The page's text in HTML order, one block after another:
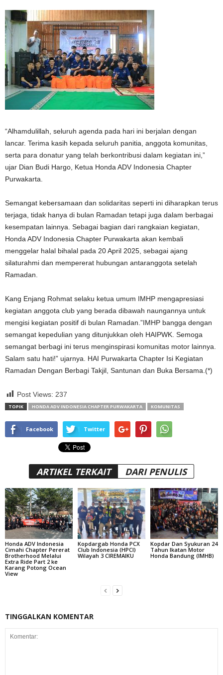
“Alhamdulillah, seluruh agenda pada hari ini berjalan dengan
lancar. Terima kasih kepada seluruh panitia, anggota komunitas,
serta para donatur yang telah berkontribusi dalam kegiatan ini,”
ujar Dian Budi Hargo, Ketua Honda ADV Indonesia Chapter
Purwakarta.
Semangat kebersamaan dan solidaritas seperti ini diharapkan terus
terjaga, tidak hanya di bulan Ramadan tetapi juga dalam berbagai
kesempatan lainnya. Sebagai bagian dari rangkaian kegiatan,
Honda ADV Indonesia Chapter Purwakarta akan kembali
menggelar halal bihalal pada 20 April 2025, sebagai ajang
silaturahmi dan mempererat hubungan antaranggota setelah
Ramadan.
Kang Enjang Rohmat selaku ketua umum IMHP mengapresiasi
kegiatan anggota club yang berada dibawah naungannya untuk
mengisi kegiatan positif di bulan Ramadan.”IMHP bangga dengan
semangat kepedulian yang ditunjukkan oleh HAIPWK. Semoga
semangat berbagi ini terus menginspirasi komunitas motor lainnya.
Salam satu hati!” ujarnya. HAI Purwakarta Chapter Isi Kegiatan
Ramadan Dengan Berbagi Takjil, Santunan dan Buka Bersama.(*)
Post Views: 237
TOPIK HONDA ADV INDONESIA CHAPTER PURWAKARTA KOMUNITAS
Facebook Twitter
ARTIKEL TERKAIT DARI PENULIS
Honda ADV Indonesia
Cimahi Chapter Pererat
Brotherhood Melalui
Extra Ride Part 2 ke
Karang Potong Ocean
View
Kopdargab Honda PCX
Club Indonesia (HPCI)
Wilayah 3 CIREMAIKU
Kopdar Dan Syukuran 24
Tahun Ikatan Motor
Honda Bandung (IMHB)
TINGGALKAN KOMENTAR